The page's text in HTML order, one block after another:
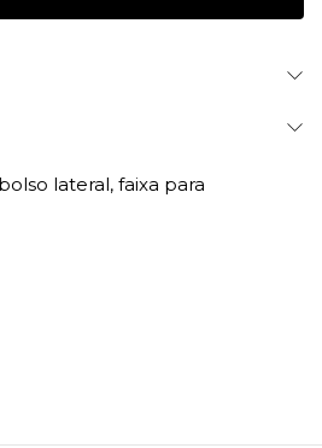
lateral, faixa para